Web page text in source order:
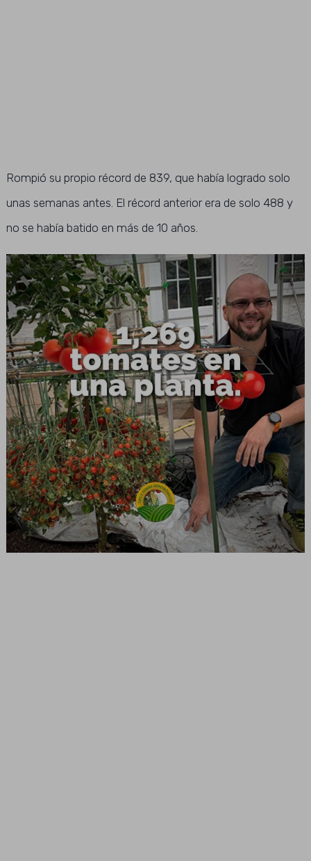
Rompió su propio récord de 839, que había logrado solo
unas semanas antes. El récord anterior era de solo 488 y
no se había batido en más de 10 años.